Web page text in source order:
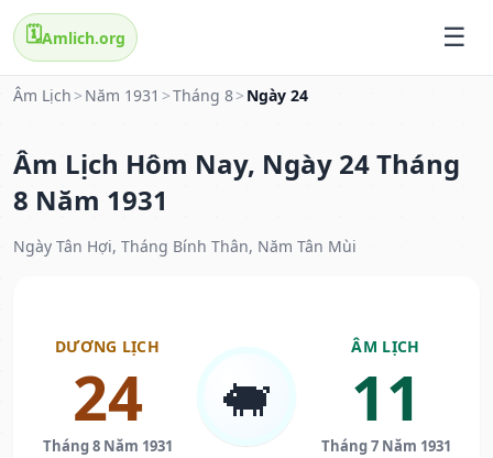
🗓️Amlich.org
Âm Lịch > Năm 1931 >Tháng 8> Ngày 24
Âm Lịch Hôm Nay, Ngày 24 Tháng
8 Năm 1931
Ngày Tân Hợi, Tháng Bính Thân, Năm Tân Mùi
DƯƠNG LỊCH
24
Tháng 8 Năm 1931
🐖
ÂM LỊCH
11
Tháng 7 Năm 1931